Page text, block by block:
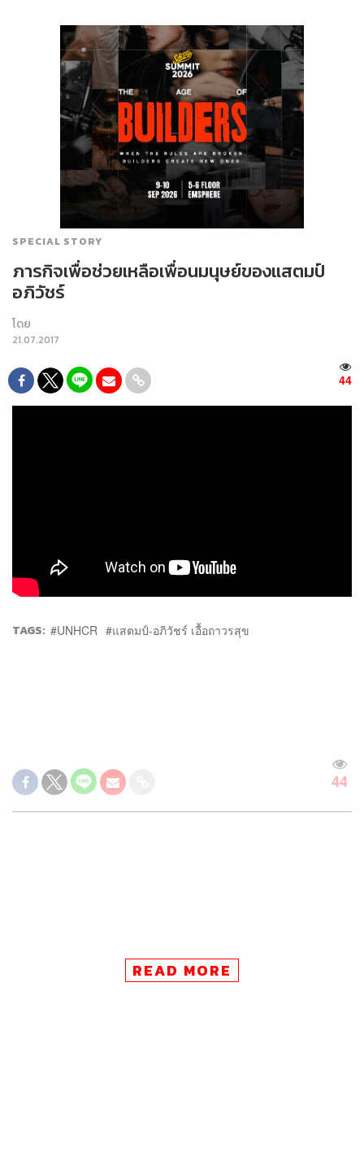
SPECIAL STORY
ภารกิจเพื่อช่วยเหลือเพื่อนมนุษย์ของแสตมป์
อภิวัชร์
โดย
21.07.2017
44
TAGS: UNHCR แสตมป์-อภิวัชร์ เอื้อถาวรสุข
44
READ MORE